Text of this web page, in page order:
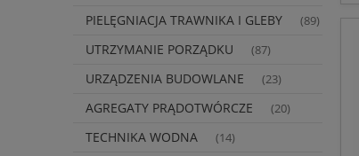
PIELĘGNIACJA TRAWNIKA I GLEBY (89)
UTRZYMANIE PORZĄDKU (87)
URZĄDZENIA BUDOWLANE (23)
AGREGATY PRĄDOTWÓRCZE (20)
TECHNIKA WODNA (14)